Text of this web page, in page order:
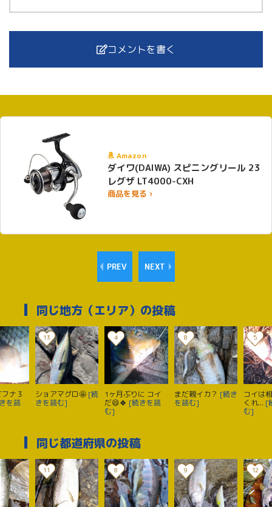
コメントを書く
Amazon
ダイワ(DAIWA) スピニングリール 23
レグザ LT4000-CXH
商品を見る ›
PREV NEXT
同じ地方（エリア）の投稿
ナ３
を読
13
ショアマグロ🤩 [続
きを読む]
4
1ヶ月ぶりに コイ
だ😄🍀 [続きを読
む]
8
まだ親イカ？ [続き
を読む]
5
コイは
くれ... [
む]
同じ都道府県の投稿
11 8 9 12